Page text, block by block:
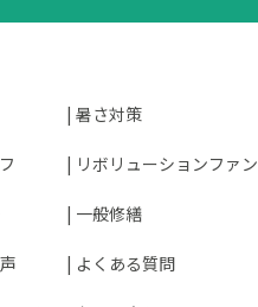
暑さ対策
リボリューションファン
一般修繕
よくある質問